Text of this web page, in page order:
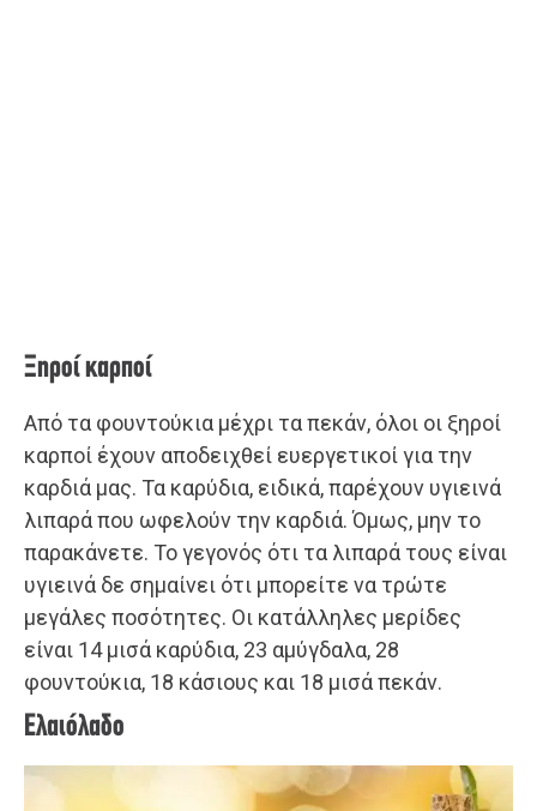
Ξηροί καρποί
Από τα φουντούκια μέχρι τα πεκάν, όλοι οι ξηροί
καρποί έχουν αποδειχθεί ευεργετικοί για την
καρδιά μας. Τα καρύδια, ειδικά, παρέχουν υγιεινά
λιπαρά που ωφελούν την καρδιά. Όμως, μην το
παρακάνετε. Το γεγονός ότι τα λιπαρά τους είναι
υγιεινά δε σημαίνει ότι μπορείτε να τρώτε
μεγάλες ποσότητες. Οι κατάλληλες μερίδες
είναι 14 μισά καρύδια, 23 αμύγδαλα, 28
φουντούκια, 18 κάσιους και 18 μισά πεκάν.
Ελαιόλαδο